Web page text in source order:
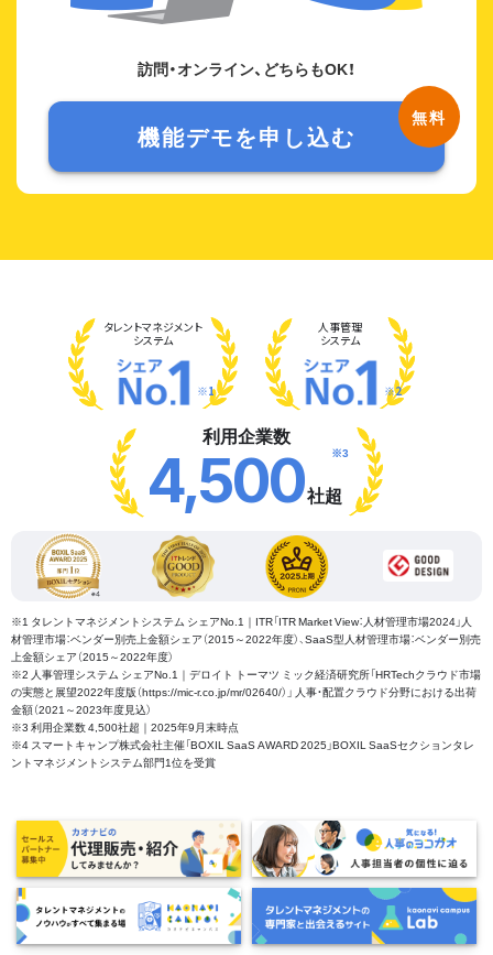
訪問・オンライン、どちらもOK！
機能デモを申し込む
タレントマネジメント
システム
※1
人事管理
システム
※2
利用企業数
4,500社超
※3
※1 タレントマネジメントシステム シェアNo.1｜ITR「ITR Market View：人材管理市場2024」人
材管理市場：ベンダー別売上金額シェア（2015～2022年度）、SaaS型人材管理市場：ベンダー別売
上金額シェア（2015～2022年度）
※2 人事管理システム シェアNo.1｜デロイト トーマツ ミック経済研究所「HRTechクラウド市場
の実態と展望2022年度版（https://mic-r.co.jp/mr/02640/）」 人事・配置クラウド分野における出荷
金額（2021～2023年度見込）
※3 利用企業数 4,500社超｜2025年9月末時点
※4 スマートキャンプ株式会社主催「BOXIL SaaS AWARD 2025」BOXIL SaaSセクションタレ
ントマネジメントシステム部門1位を受賞